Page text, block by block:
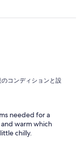
コンディションと設
needed for a
warm which
chilly.